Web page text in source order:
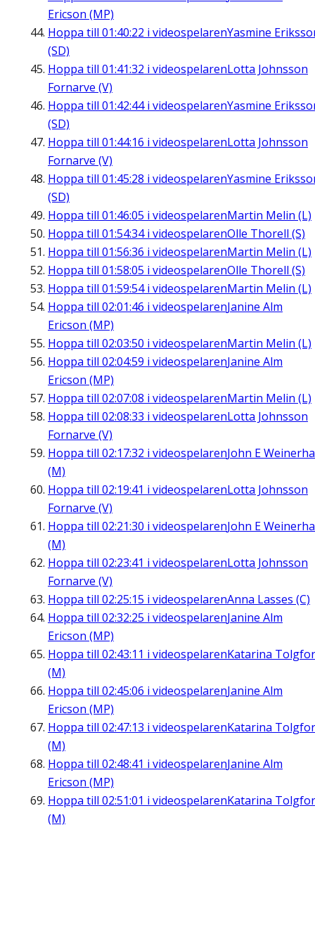
Ericson (MP)
Hoppa till 01:40:22 i videospelarenYasmine
(SD)
Hoppa till 01:41:32 i videospelarenLotta Johnsson
Fornarve (V)
Hoppa till 01:42:44i videospelarenYasmine
(SD)
Hoppa till 01:44:16 i videospelarenLotta Johnsson
Fornarve (V)
Hoppa till 01:45:28 i videospelarenYasmine
(SD)
Hoppa till 01:46:05 i videospelarenMartin Melin (L)
Hoppa till 01:54:34i videospelarenOlle Thorell (S)
Hoppa till 01:56:36 i videospelarenMartin Melin (L)
Hoppa till 01:58:05 i videospelarenOlle Thorell (S)
Hoppa till 01:59:54i videospelarenMartin Melin (L)
Hoppa till 02:01:46 i videospelarenJanine Alm
Ericson (MP)
Hoppa till 02:03:50 i videospelarenMartin Melin (L)
Hoppa till 02:04:59 i videospelarenJanine Alm
Ericson (MP)
Hoppa till 02:07:08 i videospelarenMartin Melin (L)
Hoppa till 02:08:33 i videospelarenLotta Johnsson
Fornarve (V)
Hoppa till 02:17:32 i videospelarenJohn E
(M)
Hoppa till 02:19:41 i videospelarenLotta Johnsson
Fornarve (V)
Hoppa till 02:21:30 i videospelarenJohn E
(M)
Hoppa till 02:23:41 i videospelarenLotta Johnsson
Fornarve (V)
Hoppa till 02:25:15 i videospelarenAnna Lasses (C)
Hoppa till 02:32:25 i videospelarenJanine Alm
Ericson (MP)
Hoppa till 02:43:11 i videospelarenKatarina
(M)
Hoppa till 02:45:06 i videospelarenJanine Alm
Ericson (MP)
Hoppa till 02:47:13 i videospelarenKatarina
(M)
Hoppa till 02:48:41 i videospelarenJanine Alm
Ericson (MP)
Hoppa till 02:51:01 i videospelarenKatarina
(M)